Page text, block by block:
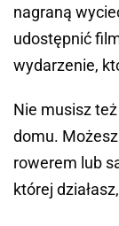
nagraną
udostępnić
wydarzenie,
Nie musisz
domu.
rowerem lub
której